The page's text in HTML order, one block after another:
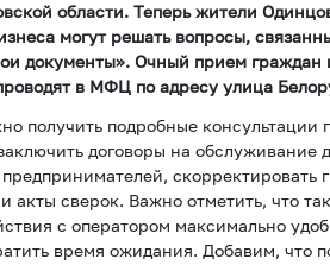
области. Теперь жители
могут решать вопросы,
документы». Очный прием граждан
в МФЦ по адресу улица
получить подробные консультации
договоры на обслуживание
скорректировать
акты сверок. Важно отметить, что
с оператором максимально
время ожидания. Добавим, что